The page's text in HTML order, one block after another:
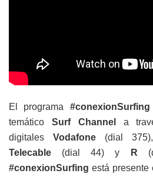
El programa #conexionSurfing
temático Surf Channel
a
digitales Vodafone (dial
Telecable (dial 44) y R
#conexionSurfing está presente